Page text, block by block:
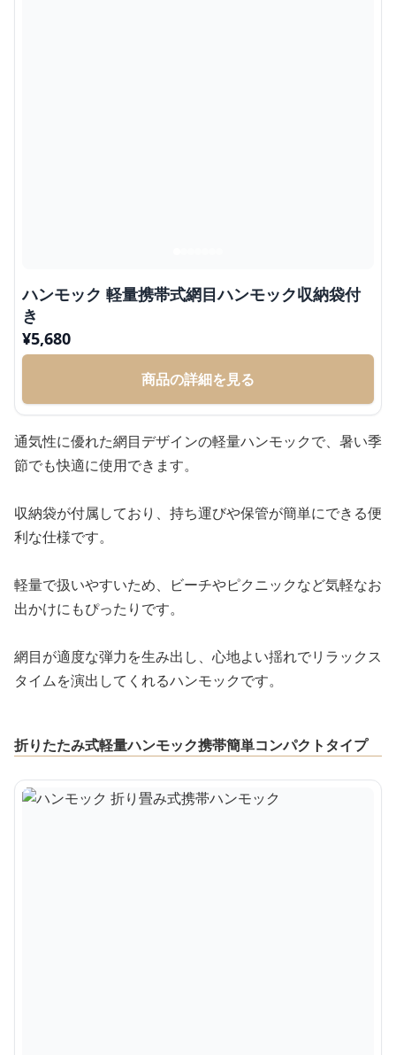
ハンモック 軽量携帯式網目ハンモック収納袋付
き
¥5,680
商品の詳細を見る
通気性に優れた網目デザインの軽量ハンモックで、暑い季
節でも快適に使用できます。
収納袋が付属しており、持ち運びや保管が簡単にできる便
利な仕様です。
軽量で扱いやすいため、ビーチやピクニックなど気軽なお
出かけにもぴったりです。
網目が適度な弾力を生み出し、心地よい揺れでリラックス
タイムを演出してくれるハンモックです。
折りたたみ式軽量ハンモック携帯簡単コンパクトタイプ